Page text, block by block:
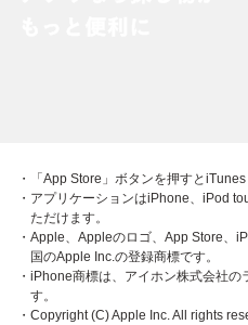
・「App Store」ボタンを押すと
・アプリケーションはiPhone、iPod
ただけます。
・Apple、Appleのロゴ、App Store、
国のApple Inc.の登録商標です。
・iPhone商標は、アイホン株式会社
す。
・Copyright (C) Apple Inc. All rights